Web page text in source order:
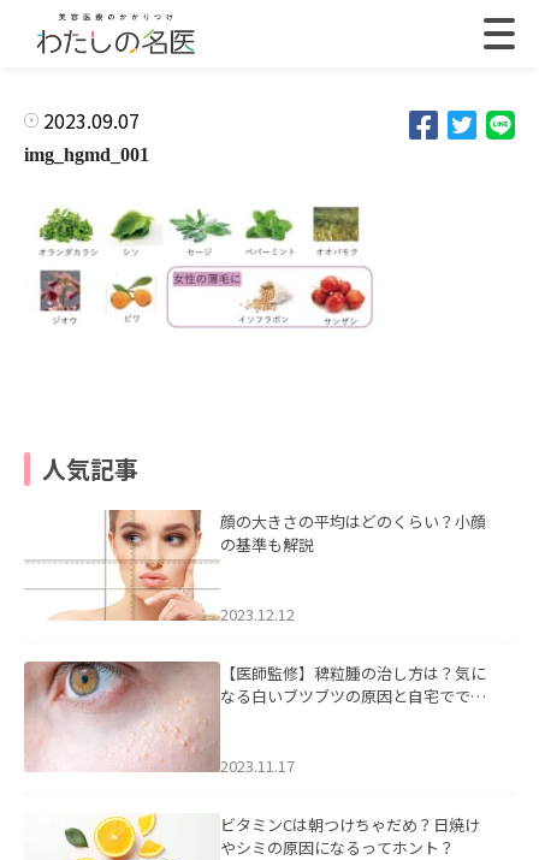
2023.09.07
img_hgmd_001
人気記事
顔の大きさの平均はどのくらい？小顔
の基準も解説
2023.12.12
【医師監修】稗粒腫の治し方は？気に
なる白いブツブツの原因と自宅ででき
2023.11.17
ビタミンCは朝つけちゃだめ？日焼け
やシミの原因になるってホント？